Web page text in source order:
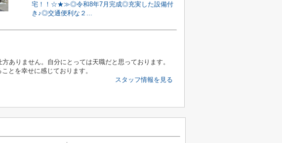
宅！！☆★≫◎令和8年7月完成◎充実した設備付
き♪◎交通便利な２...
ありません。自分にとっては天職だと思っております。
ことを幸せに感じております。
スタッフ情報を見る